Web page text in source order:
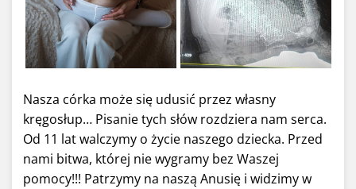
Nasza córka może się udusić przez własny
kręgosłup… Pisanie tych słów rozdziera nam serca.
Od 11 lat walczymy o życie naszego dziecka. Przed
nami bitwa, której nie wygramy bez Waszej
pomocy!!! Patrzymy na naszą Anusię i widzimy w